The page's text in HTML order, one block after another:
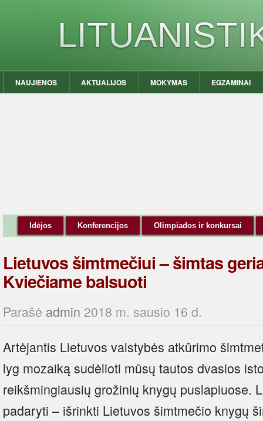
NAUJIENOS AKTUALIJOS MOKYMAS EGZAMINAI
Idėjos Konferencijos Olimpiados ir konkursai
Lietuvos šimtmečiui – šimtas
Kviečiame balsuoti
Parašė admin 2018 m. sausio 16 d.
Artėjantis Lietuvos valstybės atkūrimo
lyg mozaiką sudėlioti mūsų tautos dvasios
reikšmingiausių grožinių knygų puslapiuose.
padaryti – išrinkti Lietuvos šimtmečio knygų